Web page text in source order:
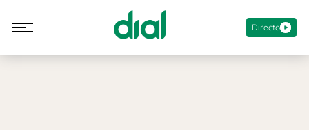
Directo